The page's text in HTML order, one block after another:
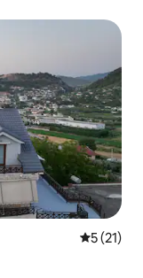
평점 5점
5 (21)